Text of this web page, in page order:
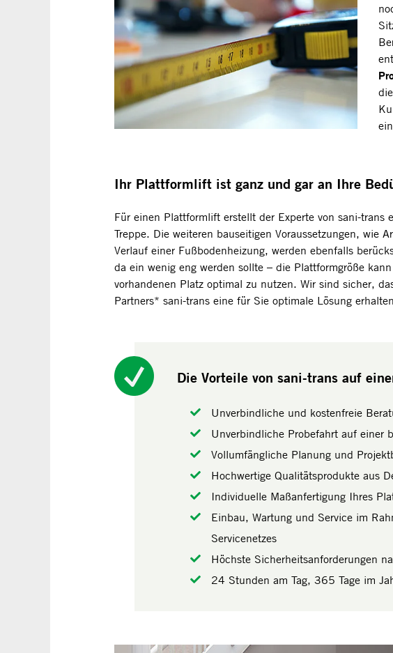
Ihr Plattformlift ist ganz und gar an Ihre
Für einen Plattformlift erstellt der Experte von sani-trans
Treppe. Die weiteren bauseitigen Voraussetzungen, wie
Verlauf einer Fußbodenheizung, werden ebenfalls
da ein wenig eng werden sollte – die Plattformgröße
vorhandenen Platz optimal zu nutzen. Wir sind sicher,
Partners* sani-trans eine für Sie optimale Lösung
Die Vorteile von sani-trans auf
Unverbindliche und kostenfreie
Unverbindliche Probefahrt auf einer
Vollumfängliche Planung und
Hochwertige Qualitätsprodukte aus
Individuelle Maßanfertigung Ihres
Einbau, Wartung und Service im
Servicenetzes
Höchste Sicherheitsanforderungen
24 Stunden am Tag, 365 Tage im